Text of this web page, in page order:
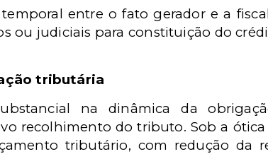
entre o fato gerador e a
ou judiciais para constituição do
tributária
na dinâmica da
recolhimento do tributo. Sob a ótica
tributário, com redução da